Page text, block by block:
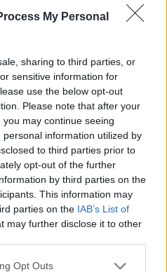
My Personal
sharing to third parties, or
sensitive information for
use the below opt-out
Please note that after your
may continue seeing
information utilized by
to third parties prior to
opt-out of the further
by third parties on the
This information may
parties on the IAB’s List of
may further disclose it to other
uses one or more Google
Opt Outs
ΠΡΟΣΘΗΚΗ
09:32
στα καναλια. τωρα μετα
ΦΥΛΑΚΗ ΟΛΟΙ.